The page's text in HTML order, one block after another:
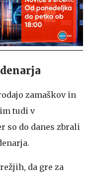
zamaškov in
tudi v
so do danes zbrali
da gre za